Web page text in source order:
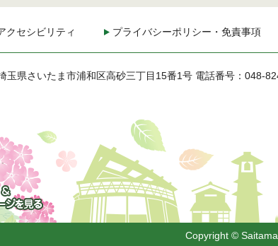
クセシビリティ プライバシーポリシー・免責事項
玉県さいたま市浦和区高砂三丁目15番1号 電話番号：048-
さいた
Copyright ©